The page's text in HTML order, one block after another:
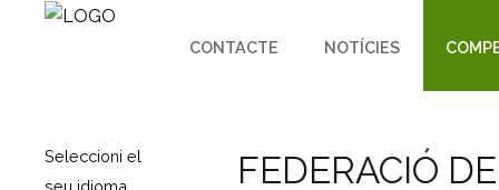
CONTACTE NOTÍCIES
Seleccioni el
seu idioma
FEDERACIÓ